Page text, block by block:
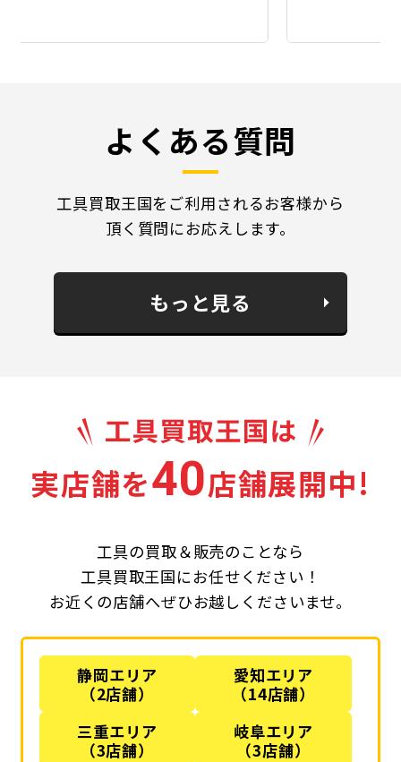
よくある質問
工具買取王国をご利用されるお客様から
頂く質問にお応えします。
もっと見る
実店舗を40店舗展開中!
工具の買取＆販売のことなら
工具買取王国にお任せください！
お近くの店舗へぜひお越しくださいませ。
静岡エリア
（2店舗）
愛知エリア
（14店舗）
三重エリア
（3店舗）
岐阜エリア
（3店舗）